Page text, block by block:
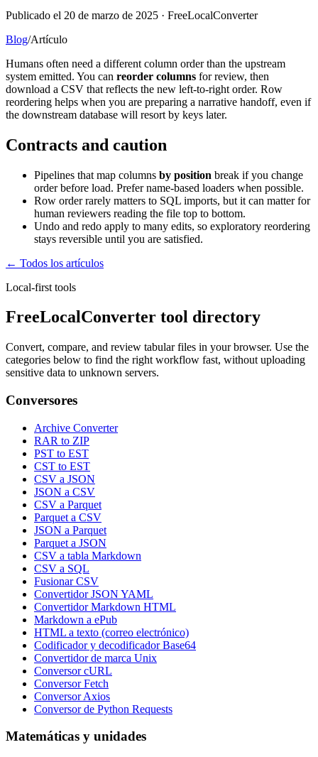
Publicado el 20 de marzo de 2025 · FreeLocalConverter
Blog/Artículo
Humans often need a different column order than the upstream
system emitted. You can reorder columns for review, then
download a CSV that reflects the new left-to-right order. Row
reordering helps when you are preparing a narrative handoff, even if
the downstream database will resort by keys later.
Contracts and caution
Pipelines that map columns by position break if you change
order before load. Prefer name-based loaders when possible.
Row order rarely matters to SQL imports, but it can matter for
human reviewers reading the file top to bottom.
Undo and redo apply to many edits, so exploratory reordering
stays reversible until you are satisfied.
← Todos los artículos
Local-first tools
FreeLocalConverter tool directory
Convert, compare, and review tabular files in your browser. Use the
categories below to find the right workflow fast, without uploading
sensitive data to unknown servers.
Conversores
Archive Converter
RAR to ZIP
PST to EST
CST to EST
CSV a JSON
JSON a CSV
CSV a Parquet
Parquet a CSV
JSON a Parquet
Parquet a JSON
CSV a tabla Markdown
CSV a SQL
Fusionar CSV
Convertidor JSON YAML
Convertidor Markdown HTML
Markdown a ePub
HTML a texto (correo electrónico)
Codificador y decodificador Base64
Convertidor de marca Unix
Conversor cURL
Conversor Fetch
Conversor Axios
Conversor de Python Requests
Matemáticas y unidades